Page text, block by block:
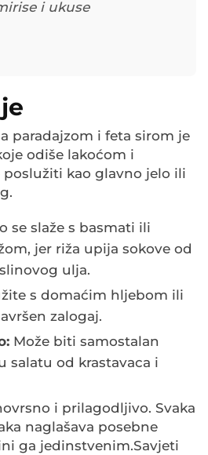
i ukuse
paradajzom i feta sirom je
odiše lakoćom i
poslužiti kao glavno jelo ili
se slaže s basmati ili
jer riža upija sokove od
ulja.
s domaćim hljebom ili
zalogaj.
Može biti samostalan
salatu od krastavaca i
i prilagodljivo. Svaka
naglašava posebne
ga jedinstvenim.Savjeti